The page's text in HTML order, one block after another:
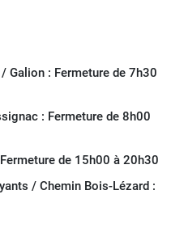
/ Galion : Fermeture de 7h30
: Fermeture de 8h00
de 15h00 à 20h30
/ Chemin Bois-Lézard :